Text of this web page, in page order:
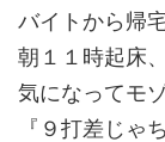
バイトから帰
朝１１時起床
気になってモ
『９打差じゃ